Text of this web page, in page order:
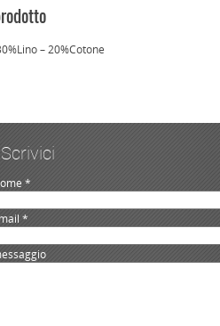
– 20%Cotone
Scrivici
*
*